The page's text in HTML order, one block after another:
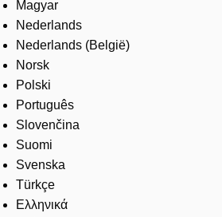
Magyar
Nederlands
Nederlands (België)
Norsk
Polski
Português
Slovenčina
Suomi
Svenska
Türkçe
Ελληνικά